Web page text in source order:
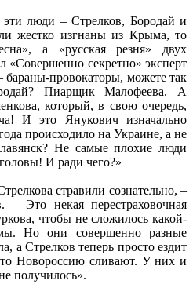
люди – Стрелков, Бородай и
жестко изгнаны из Крыма, то
а «русская резня» двух
«Совершенно секретно» эксперт
провокаторы, можете так
Пиарщик Малофеева. А
который, в свою очередь,
И это Янукович изначально
происходило на Украине, а не
Не самые плохие люди
И ради чего?»
стравили сознательно, –
– Это некая перестраховочная
чтобы не сложилось какой-
Но они совершенно разные
а Стрелков теперь просто ездит
Новороссию сливают. У них и
получилось».